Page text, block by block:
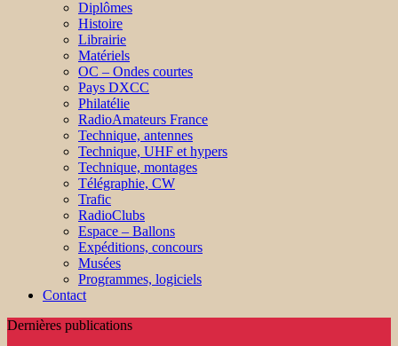
Diplômes
Histoire
Librairie
Matériels
OC – Ondes courtes
Pays DXCC
Philatélie
RadioAmateurs France
Technique, antennes
Technique, UHF et hypers
Technique, montages
Télégraphie, CW
Trafic
RadioClubs
Espace – Ballons
Expéditions, concours
Musées
Programmes, logiciels
Contact
Dernières publications